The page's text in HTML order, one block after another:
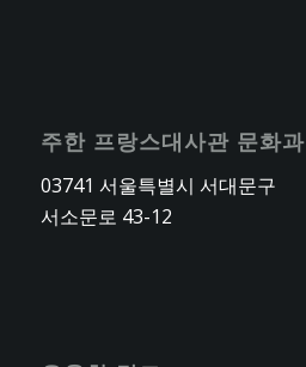
주한 프랑스대사관 문화과
03741 서울특별시 서대문구
서소문로 43-12